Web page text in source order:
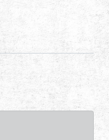
English (US)
日本語